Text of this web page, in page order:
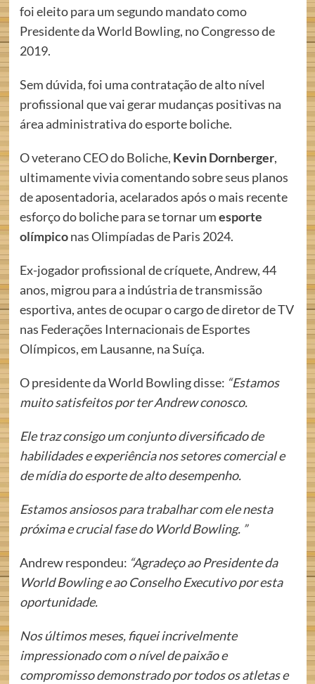
foi eleito para um segundo mandato como
Presidente da World Bowling, no Congresso de
2019.
Sem dúvida, foi uma contratação de alto nível
profissional que vai gerar mudanças positivas na
área administrativa do esporte boliche.
O veterano CEO do Boliche, Kevin Dornberger,
ultimamente vivia comentando sobre seus planos
de aposentadoria, acelarados após o mais recente
esforço do boliche para se tornar umesporte
olímpiconas Olimpíadas de Paris 2024.
Ex-jogador profissional de críquete, Andrew, 44
anos, migrou para a indústria de transmissão
esportiva, antes de ocupar o cargo de diretor de TV
nas Federações Internacionais de Esportes
Olímpicos, em Lausanne, na Suíça.
O presidente da World Bowling disse: “Estamos
muito satisfeitos por ter Andrew conosco.
Ele traz consigo um conjunto diversificado de
habilidades e experiência nos setores comercial e
de mídia do esporte de alto desempenho.
Estamos ansiosos para trabalhar com ele nesta
próxima e crucial fase do World Bowling. ”
Andrew respondeu: “Agradeço ao Presidente da
World Bowling e ao Conselho Executivo por esta
oportunidade.
Nos últimos meses, fiquei incrivelmente
impressionado com o nível de paixão e
compromisso demonstrado por todos os atletas e